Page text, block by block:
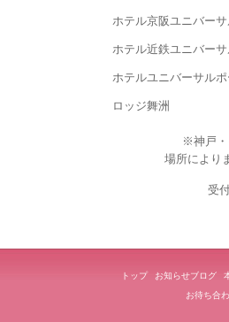
ホテル京阪ユニバー
ホテル近鉄ユニバーサ
ホテルユニバーサルポ
ロッジ舞洲
※神戸・
場所により
受
トップ お知らせブログ
お待ち合